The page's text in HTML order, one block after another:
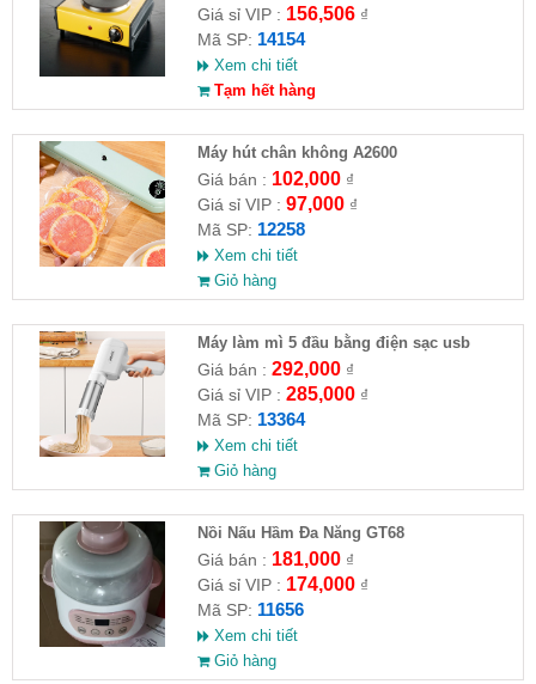
Giá sỉ VIP : 156,506₫
Mã SP: 14154
Xem chi tiết
Tạm hết hàng
Máy hút chân không A2600
Giá bán : 102,000₫
Giá sỉ VIP : 97,000₫
Mã SP: 12258
Xem chi tiết
Giỏ hàng
Máy làm mì 5 đầu bằng điện sạc usb
Giá bán : 292,000₫
Giá sỉ VIP : 285,000₫
Mã SP: 13364
Xem chi tiết
Giỏ hàng
Nồi Nấu Hầm Đa Năng GT68
Giá bán : 181,000₫
Giá sỉ VIP : 174,000₫
Mã SP: 11656
Xem chi tiết
Giỏ hàng